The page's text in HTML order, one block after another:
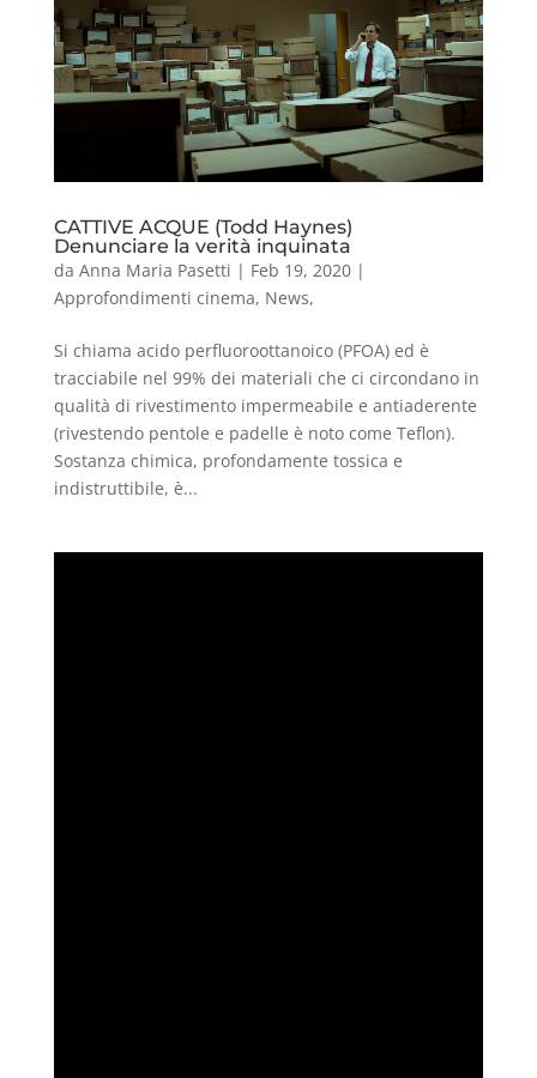
CATTIVE ACQUE (Todd Haynes)
Denunciare la verità inquinata
da Anna Maria Pasetti | Feb 19, 2020|
Approfondimenti cinema, News,
Si chiama acido perfluoroottanoico (PFOA) ed è
tracciabile nel 99% dei materiali che ci circondano in
qualità di rivestimento impermeabile e antiaderente
(rivestendo pentole e padelle è noto come Teflon).
Sostanza chimica, profondamente tossica e
indistruttibile, è...